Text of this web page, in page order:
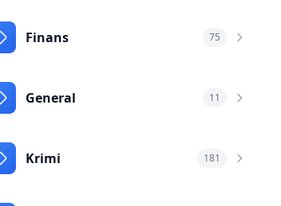
Finans 75
General 11
Krimi 181